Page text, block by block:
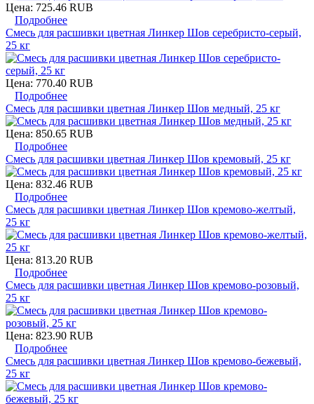
Цена: 725.46 RUB
Подробнее
Смесь для расшивки цветная Линкер Шов серебристо-серый,
25 кг
Цена: 770.40 RUB
Подробнее
Смесь для расшивки цветная Линкер Шов медный, 25 кг
Цена: 850.65 RUB
Подробнее
Смесь для расшивки цветная Линкер Шов кремовый, 25 кг
Цена: 832.46 RUB
Подробнее
Смесь для расшивки цветная Линкер Шов кремово-желтый,
25 кг
Цена: 813.20 RUB
Подробнее
Смесь для расшивки цветная Линкер Шов кремово-розовый,
25 кг
Цена: 823.90 RUB
Подробнее
Смесь для расшивки цветная Линкер Шов кремово-бежевый,
25 кг